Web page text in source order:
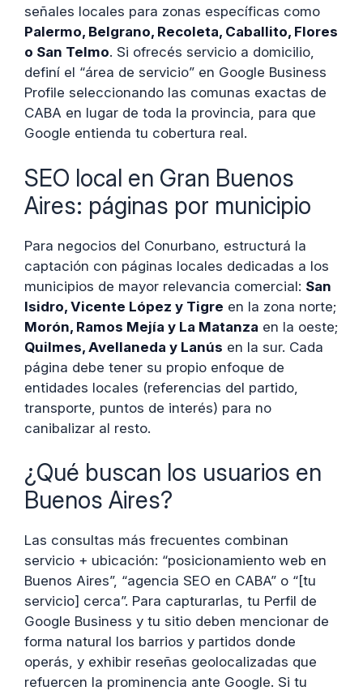
señales locales para zonas específicas como
Palermo, Belgrano, Recoleta, Caballito, Flores
o San Telmo. Si ofrecés servicio a domicilio,
definí el “área de servicio” en Google Business
Profile seleccionando las comunas exactas de
CABA en lugar de toda la provincia, para que
Google entienda tu cobertura real.
SEO local en Gran Buenos
Aires: páginas por municipio
Para negocios del Conurbano, estructurá la
captación con páginas locales dedicadas a los
municipios de mayor relevancia comercial: San
Isidro, Vicente López y Tigre en la zona norte;
Morón, Ramos Mejía y La Matanza en la oeste;
Quilmes, Avellaneda y Lanús en la sur. Cada
página debe tener su propio enfoque de
entidades locales (referencias del partido,
transporte, puntos de interés) para no
canibalizar al resto.
¿Qué buscan los usuarios en
Buenos Aires?
Las consultas más frecuentes combinan
servicio + ubicación: “posicionamiento web en
Buenos Aires”, “agencia SEO en CABA” o “[tu
servicio] cerca”. Para capturarlas, tu Perfil de
Google Business y tu sitio deben mencionar de
forma natural los barrios y partidos donde
operás, y exhibir reseñas geolocalizadas que
refuercen la prominencia ante Google. Si tu